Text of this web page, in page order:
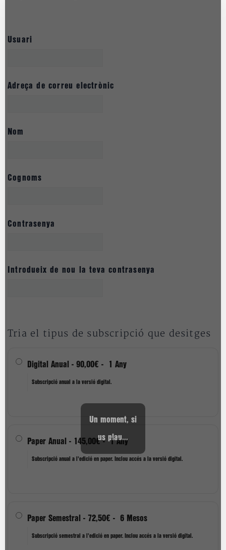
Usuari
Adreça de correu electrònic
Nom
Cognoms
Contrasenya
Introdueix de nou la teva contrasenya
Tria el tipus de subscripció que desitges
Digital Anual - 90,00€ - 1 Any
Subscripció anual a la versió digital.
Paper Anual - 145,00€- 1 Any
Subscripció anual a l'edició en paper. Inclou accés a la versió digital.
Paper Semestral - 72,50€ - 6 Mesos
Subscripció semestral a l'edició en paper. Inclou accés a la versió digital.
Un moment, si
us plau...